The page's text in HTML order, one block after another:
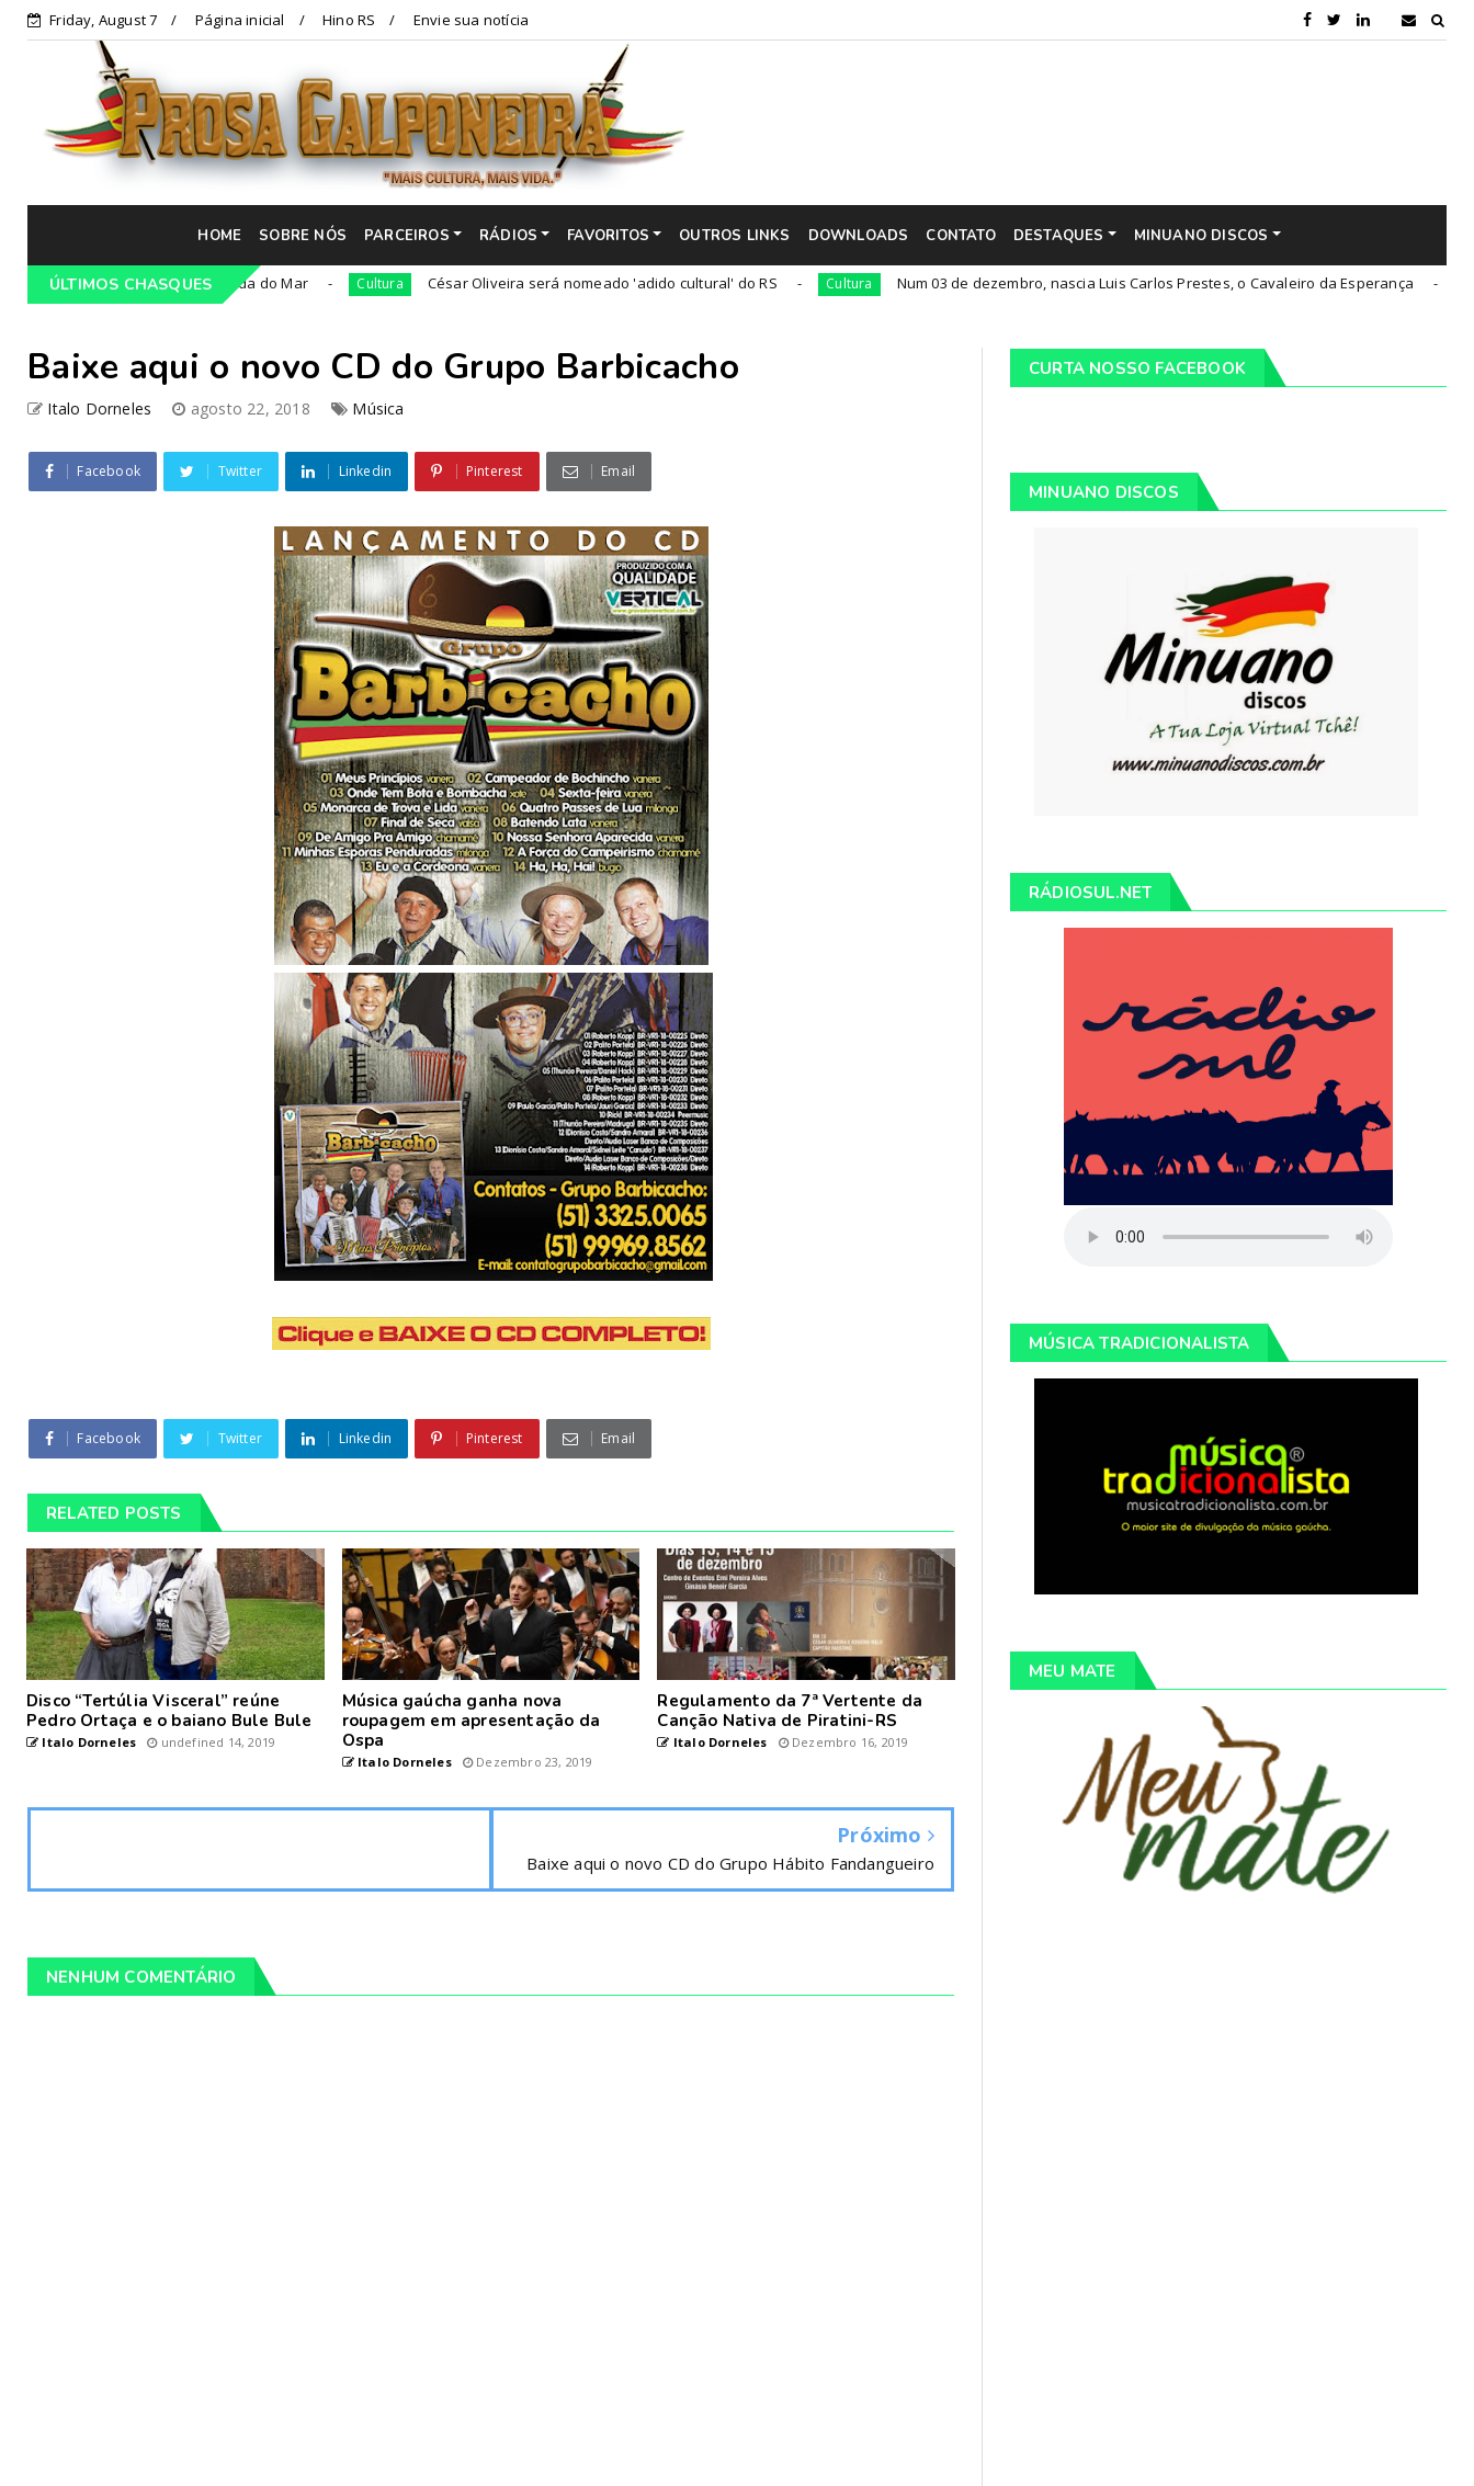
Friday, August 7 Página inicial Hino RS Envie sua notícia
HOME SOBRE NÓS PARCEIROS RÁDIOS FAVORITOS OUTROS LINKS DOWNLOADS CONTATO DESTAQUES MINUANO DISCOS
ÚLTIMOS CHASQUES
36ª edição da Cavalgada do Mar Cultura César Oliveira será nomeado 'adido cultural' do RS Cultura Num 03 de dezembro, nascia Luis Carlos Prestes, o Cavaleiro da Esperança Cultura
Baixe aqui o novo CD do Grupo Barbicacho
Italo Dorneles agosto 22, 2018 Música
Facebook Twitter Linkedin Pinterest Email
Facebook Twitter Linkedin Pinterest Email
RELATED POSTS
Disco “Tertúlia Visceral” reúne
Pedro Ortaça e o baiano Bule Bule
Italo Dorneles undefined 14, 2019
Música gaúcha ganha nova
roupagem em apresentação da
Ospa
Italo Dorneles Dezembro 23, 2019
Regulamento da 7ª Vertente da
Canção Nativa de Piratini-RS
Italo Dorneles Dezembro 16, 2019
Próximo
Baixe aqui o novo CD do Grupo Hábito Fandangueiro
NENHUM COMENTÁRIO
CURTA NOSSO FACEBOOK
MINUANO DISCOS
RÁDIOSUL.NET
MÚSICA TRADICIONALISTA
MEU MATE